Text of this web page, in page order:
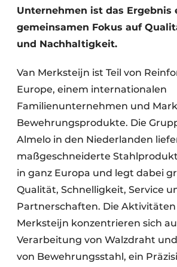
Unternehmen ist das Ergebnis
gemeinsamen Fokus auf
und Nachhaltigkeit.
Van Merksteijn ist Teil von
Europe, einem internationalen
Familienunternehmen und
Bewehrungsprodukte. Die
Almelo in den Niederlanden
maßgeschneiderte
in ganz Europa und legt dabei
Qualität, Schnelligkeit, Service
Partnerschaften. Die Aktivitäten
Merksteijn konzentrieren sich
Verarbeitung von Walzdraht
von Bewehrungsstahl, ein